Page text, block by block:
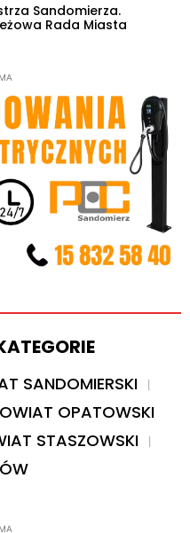
Sandomierza.
Rada Miasta
SANDOMIERSKI
OPATOWSKI
STASZOWSKI